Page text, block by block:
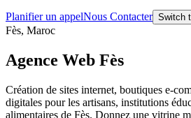
Planifier un appelNous Contacter Switch
Fès, Maroc
Agence Web Fès
Création de sites internet, boutiques e-
digitales pour les artisans, institutions
alimentaires de Fès. Donnez une vitrine